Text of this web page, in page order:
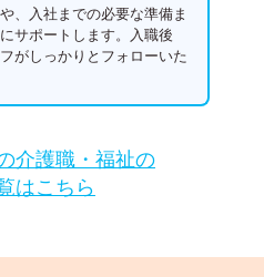
、入社までの必要な準備ま
サポートします。入職後
がしっかりとフォローいた
介護職・福祉の
はこちら